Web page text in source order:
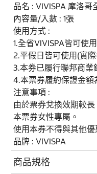
品名 : VIVISPA 摩洛哥
內容量/入數 : 1張
使用方式 :
1.全省VIVISPA皆可使
2.平假日皆可使用(實
3.本券已履行聯邦商業
4.本票券履約保證金額
注意事項 :
由於票券兌換效期較
本票券女性專屬。
使用本券不得與其他優
品牌 : VIVISPA
商品規格